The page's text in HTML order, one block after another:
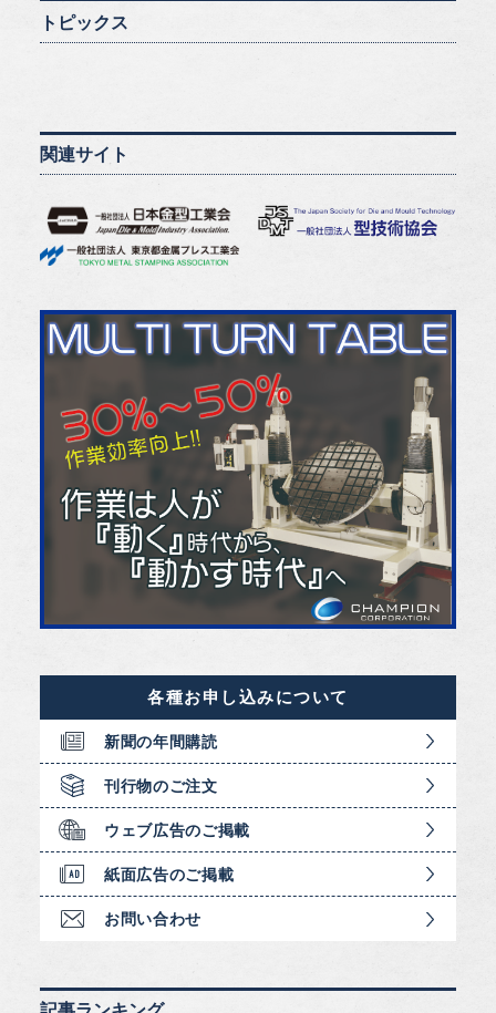
トピックス
関連サイト
各種お申し込みについて
新聞の年間購読
刊行物のご注文
ウェブ広告のご掲載
紙面広告のご掲載
お問い合わせ